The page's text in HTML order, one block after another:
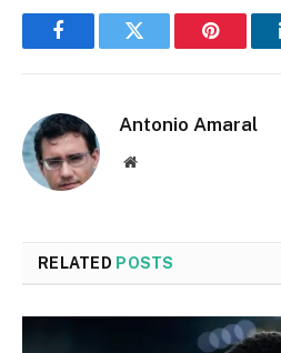
FacebookTwitter Pinterest
Antonio Amaral
Website
RELATED POSTS